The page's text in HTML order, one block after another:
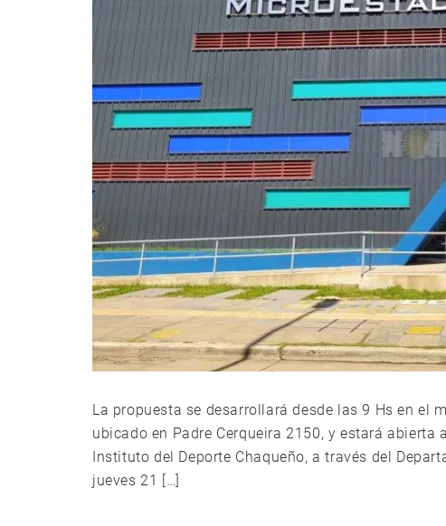
La propuesta se desarrollará desde las 9 Hs en el
ubicado en Padre Cerqueira 2150, y estará
Instituto del Deporte Chaqueño, a través del
jueves 21 […]